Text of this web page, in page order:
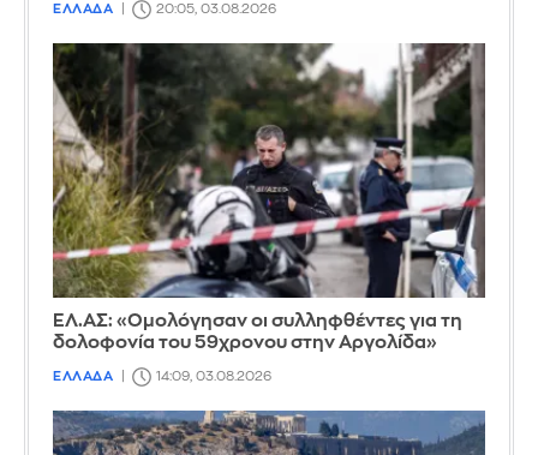
ΕΛΛΑΔΑ 20:05, 03.08.2026
ΕΛ.ΑΣ: «Ομολόγησαν οι συλληφθέντες για τη
δολοφονία του 59χρονου στην Αργολίδα»
ΕΛΛΑΔΑ 14:09, 03.08.2026